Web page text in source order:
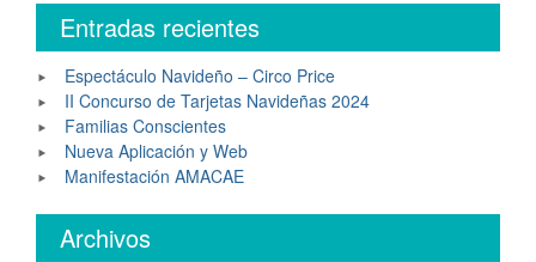
Entradas recientes
Espectáculo Navideño – Circo Price
II Concurso de Tarjetas Navideñas 2024
Familias Conscientes
Nueva Aplicación y Web
Manifestación AMACAE
Archivos